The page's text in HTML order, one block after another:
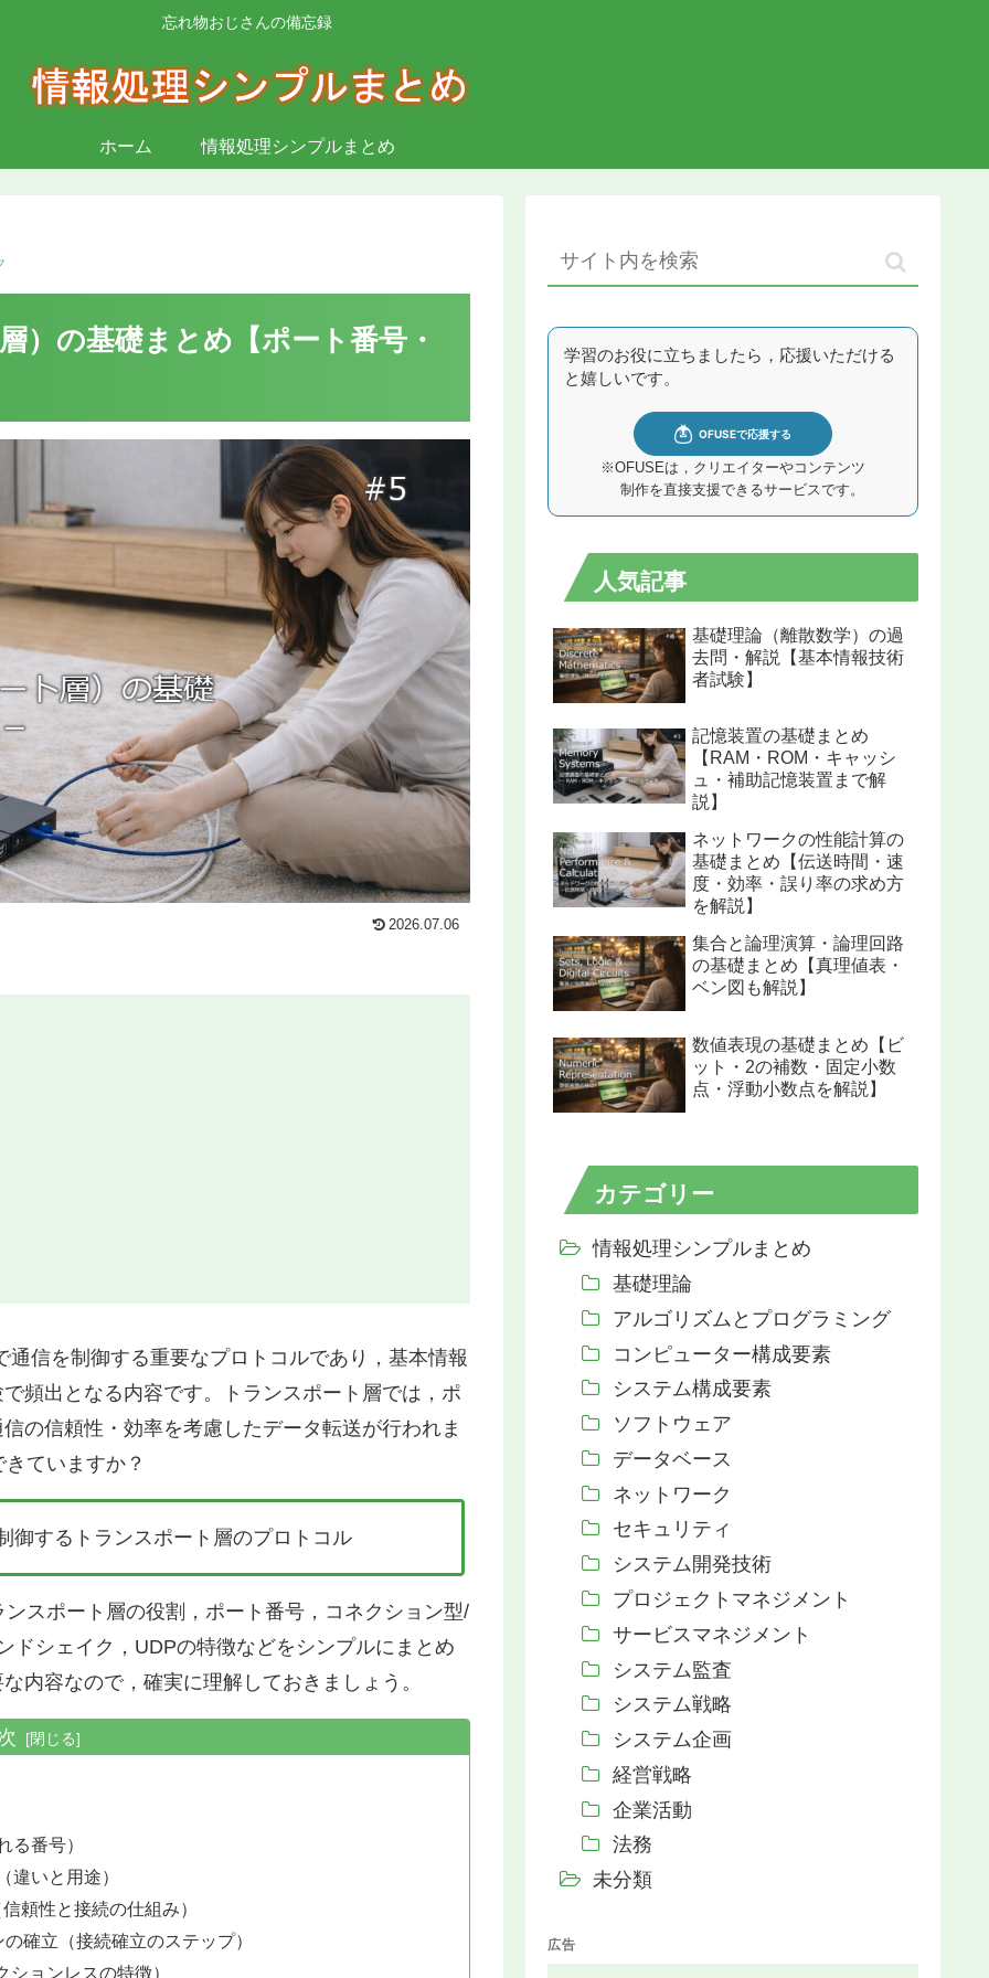
忘れ物おじさんの備忘録
ホーム 情報処理シンプルまとめ
）の基礎まとめ【ポート番号・
2026.07.06
信を制御する重要なプロトコルであり，基本情報
頻出となる内容です。トランスポート層では，ポ
の信頼性・効率を考慮したデータ転送が行われま
ていますか？
御するトランスポート層のプロトコル
スポート層の役割，ポート番号，コネクション型/
ドシェイク，UDPの特徴などをシンプルにまとめ
内容なので，確実に理解しておきましょう。
る番号）
いと用途）
頼性と接続の仕組み）
確立（接続確立のステップ）
ョンレスの特徴）
学習のお役に立ちましたら，応援いただける
と嬉しいです。
※OFUSEは，クリエイターやコンテンツ
制作を直接支援できるサービスです。
人気記事
基礎理論（離散数学）の過
去問・解説【基本情報技術
者試験】
記憶装置の基礎まとめ
【RAM・ROM・キャッシ
ュ・補助記憶装置まで解
説】
ネットワークの性能計算の
基礎まとめ【伝送時間・速
度・効率・誤り率の求め方
を解説】
集合と論理演算・論理回路
の基礎まとめ【真理値表・
ベン図も解説】
数値表現の基礎まとめ【ビ
ット・2の補数・固定小数
点・浮動小数点を解説】
カテゴリー
情報処理シンプルまとめ
基礎理論
アルゴリズムとプログラミング
コンピューター構成要素
システム構成要素
ソフトウェア
データベース
ネットワーク
セキュリティ
システム開発技術
プロジェクトマネジメント
サービスマネジメント
システム監査
システム戦略
システム企画
経営戦略
企業活動
法務
未分類
広告